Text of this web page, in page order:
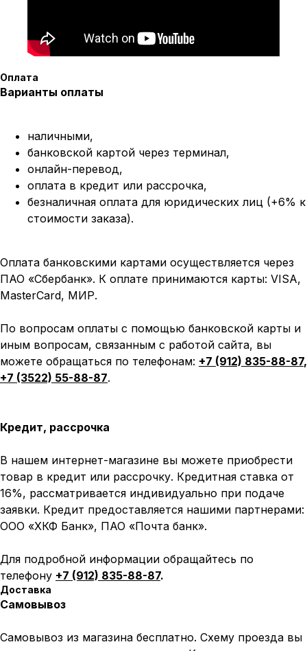
Оплата
Варианты оплаты
наличными,
банковской картой через терминал,
онлайн-перевод,
оплата в кредит или рассрочка,
безналичная оплата для юридических лиц (+6% к
стоимости заказа).
Оплата банковскими картами осуществляется через
ПАО «Сбербанк». К оплате принимаются карты: VISA,
MasterCard, МИР.
По вопросам оплаты с помощью банковской карты и
иным вопросам, связанным с работой сайта, вы
можете обращаться по телефонам: +7 (912) 835-88-87,
+7 (3522) 55-88-87.
Кредит, рассрочка
В нашем интернет-магазине вы можете приобрести
товар в кредит или рассрочку. Кредитная ставка от
16%, рассматривается индивидуально при подаче
заявки. Кредит предоставляется нашими партнерами:
ООО «ХКФ Банк», ПАО «Почта банк».
Для подробной информации обращайтесь по
телефону +7 (912) 835-88-87.
Доставка
Самовывоз
Самовывоз из магазина бесплатно. Схему проезда вы
ИНН 450164920881
ОГРНИП 325450000003279
2026, МотоТехника45
Вся представленная информация носит
информационный характер и ни при каких условиях не
является публичной офертой, определяемой
положениями Статьи 437 (2) ГК РФ.
Написать в MAX Написать в Telegram